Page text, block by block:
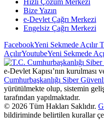
Bize Yazın
e-Devlet Çağrı Merkezi
Engelsiz Çağrı Merkezi
FacebookYeni Sekmede Açılır
AçılırYoutubeYeni Sekmede
e-Devlet Kapısı’nın kurulması
Cumhurbaşkanlığı Siber
yürütülmekte olup, sistemin
tarafından yapılmaktadır.
© 2026 Tüm Hakları Saklıdır.
bildiriminde belirtilen kurallar